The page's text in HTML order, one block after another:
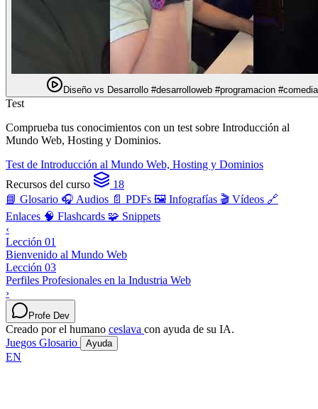
Diseño vs Desarrollo #desarrolloweb #programacion #comedia
Test
Comprueba tus conocimientos con un test sobre Introducción al
Mundo Web, Hosting y Dominios.
Test de Introducción al Mundo Web, Hosting y Dominios
Recursos del curso
18
📘 Glosario 🎧 Audios 📄 PDFs 🖼️ Infografías 🎬 Vídeos 🔗
Enlaces 🧠 Flashcards 🧩 Snippets
‹
Lección 01
Bienvenido al Mundo Web
Lección 03
Perfiles Profesionales en la Industria Web
›
Profe Dev
Creado por el humano ceslava con ayuda de su IA.
Juegos Glosario Ayuda
EN